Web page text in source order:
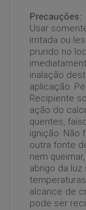
Precauções:
Usar
irritada ou
prurido no
inalação
aplicação.
Recipiente
ação do
quentes,
ignição. Não
outra fonte
nem
abrigo da luz
alcance de
pode ser